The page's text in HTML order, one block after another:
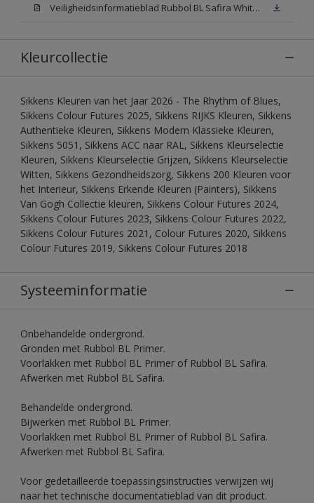
Veiligheidsinformatieblad Rubbol BL Safira White W05 (MSDS)
Kleurcollectie
Sikkens Kleuren van het Jaar 2026 - The Rhythm of Blues,
Sikkens Colour Futures 2025, Sikkens RIJKS Kleuren, Sikkens
Authentieke Kleuren, Sikkens Modern Klassieke Kleuren,
Sikkens 5051, Sikkens ACC naar RAL, Sikkens Kleurselectie
Kleuren, Sikkens Kleurselectie Grijzen, Sikkens Kleurselectie
Witten, Sikkens Gezondheidszorg, Sikkens 200 Kleuren voor
het Interieur, Sikkens Erkende Kleuren (Painters), Sikkens
Van Gogh Collectie kleuren, Sikkens Colour Futures 2024,
Sikkens Colour Futures 2023, Sikkens Colour Futures 2022,
Sikkens Colour Futures 2021, Colour Futures 2020, Sikkens
Colour Futures 2019, Sikkens Colour Futures 2018
Systeeminformatie
Onbehandelde ondergrond.
Gronden met Rubbol BL Primer.
Voorlakken met Rubbol BL Primer of Rubbol BL Safira.
Afwerken met Rubbol BL Safira.
Behandelde ondergrond.
Bijwerken met Rubbol BL Primer.
Voorlakken met Rubbol BL Primer of Rubbol BL Safira.
Afwerken met Rubbol BL Safira.
Voor gedetailleerde toepassingsinstructies verwijzen wij
naar het technische documentatieblad van dit product.